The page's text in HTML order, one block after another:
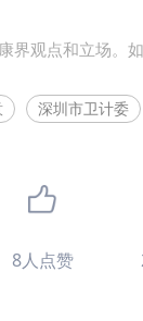
界观点和立场。
深圳市卫计委
8人点赞